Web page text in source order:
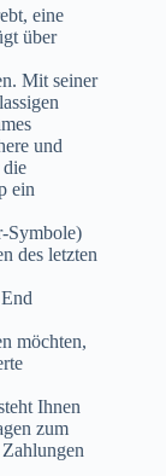
eine
über
Mit seiner
und
die
ein
Symbole)
des letzten
möchten,
Ihnen
zum